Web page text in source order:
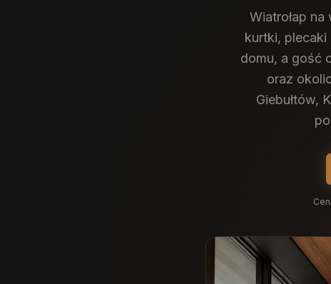
Wiatrołap
kurtki,
domu, a gość
oraz
Giebułtów,